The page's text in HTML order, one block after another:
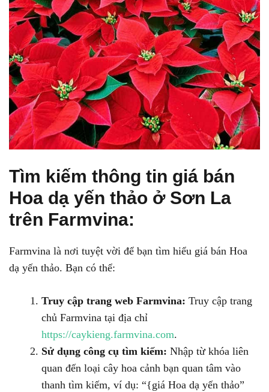
Tìm kiếm thông tin giá bán
Hoa dạ yến thảo ở Sơn La
trên Farmvina:
Farmvina là nơi tuyệt vời để bạn tìm hiểu giá bán Hoa
dạ yến thảo. Bạn có thể:
Truy cập trang web Farmvina: Truy cập trang
chủ Farmvina tại địa chỉ
https://caykieng.farmvina.com.
Sử dụng công cụ tìm kiếm: Nhập từ khóa liên
quan đến loại cây hoa cảnh bạn quan tâm vào
thanh tìm kiếm, ví dụ: “{giá Hoa dạ yến thảo”